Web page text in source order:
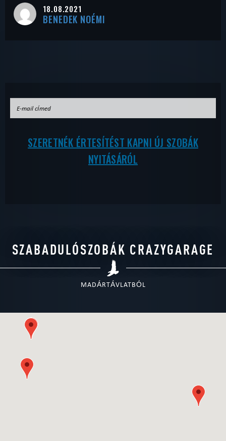
18.08.2021
BENEDEK NOÉMI
SZERETNÉK ÉRTESÍTÉST KAPNI ÚJ SZOBÁK
NYITÁSÁRÓL
SZABADULÓSZOBÁK CRAZYGARAGE
MADÁRTÁVLATBÓL